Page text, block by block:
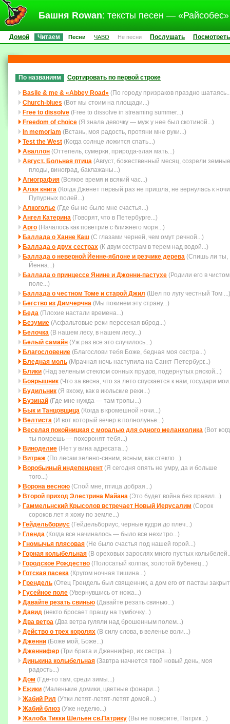
Башня Rowan: тексты песен — «Райсобес»
Домой Читаем Песни ЧАВО Не песни Послушать Посмотреть
По названиям Сортировать по первой строке
Basile & me & «Abbey Road» (По городу призраков праздно
Church-blues (Вот мы стоим на площади...)
Free to dissolve (Free to dissolve in streaming summer...)
Freedom of choice (Я знала девочку — муж у нее был скотиной...)
In memoriam (Встань, моя радость, протяни мне руки...)
Test the West (Когда солнце ложится спать...)
Аваллон (Оттепель, сумерки, природа-злая мать...)
Август. Больная птица (Август, божественный месяц, созрели земные
плоды, виноград, баклажаны...)
Агиография (Всякое время и всякий час...)
Алая книга (Когда Дженет первый раз не пришла, не вернулась к
Пупурных полей...)
Алкоголье (Где бы не было мне счастья...)
Ангел Катерина (Говорят, что в Петербурге...)
Арго (Началось как поветрие с ближнего моря...)
Баллада о Ханне Каш (С глазами черней, чем омут речной...)
Баллада о двух сестрах (К двум сестрам в терем над водой...)
Баллада о неверной Йенне-яблоне и резчике дерева (Спишь ли ты,
Йенна...)
Баллада о принцессе Янине и Джонни-пастухе (Родили его в чистом
поле...)
Баллада о честном Томе и старой Джил (Шел по лугу честный Том ...)
Бегство из Димчерчна (Мы покинем эту страну...)
Беда (Плохие настали времена...)
Безумие (Асфальтовые реки пересекая вброд...)
Белочка (В нашем лесу, в нашем лесу...)
Белый самайн (Уж раз все это случилось...)
Благословение (Благослови тебя Боже, бедная моя сестра...)
Бледная моль (Мрачная ночь наступила на Санкт-Петербург...)
Блики (Над зеленым стеклом сонных прудов, подернутых ряской...)
Боярышник (Что за весна, что за лето спускается к нам, государи
Будильник (Я вхожу, как в июльские реки...)
Бузинай (Где мне нужда — там тропы...)
Бык и Танцовщица (Когда в кромешной ночи...)
Велтиста (И вот который вечер в полнолунье...)
Веселая покойницкая с моралью для одного меланхолика (Вот
ты помpешь — похоpонят тебя...)
Виноделие (Нет у вина адресата...)
Витраж (По лесам зелено-синим, ясным, как стекло...)
Воробьиный индепендент (Я сегодня опять не умру, да и больше
того...)
Ворона весною (Спой мне, птица добрая...)
Второй приход Элестрина Майана (Это будет война без пpавил...)
Гаммельнский Крысолов встречает Новый Иерусалим (Сорок
сороков лет я хожу по земле...)
Гейдельбориус (Гейдельбориус, черные кудри до плеч...)
Гленда (Когда все начиналось — было все нехитро...)
Гномычья плясовая (Не было счастья под нашей горой...)
Горная колыбельная (В ореховых зарослях много пустых
Городское Рождество (Полосатый колпак, золотой бубенец...)
Готская пасека (Кругом ночная тишина...)
Грендель (Отец Грендель был священник, а дом его от паствы
Гусейное поле (Увеpнувшись от ножа...)
Давайте резать свинью (Давайте резать свинью...)
Давид (некто бросает пращу на тумбочку...)
Два ветра (Два ветра гуляли над брошенным полем...)
Действо о трех королях (В силу слова, в веленье воли...)
Дженни (Боже мой, Боже...)
Дженнифер (Три брата и Дженнифер, их сестра...)
Динькина колыбельная (Завтра начнется твой новый день, моя
радость...)
Дом (Где-то там, среди зимы...)
Ежики (Маленькие домики, цветные фонари...)
Жабий Рил (Утки летят-летят-летят домой...)
Жабий блюз (Уже неделю...)
Жалоба Тикки Шельен св.Патрику (Вы не поверите, Патрик...)